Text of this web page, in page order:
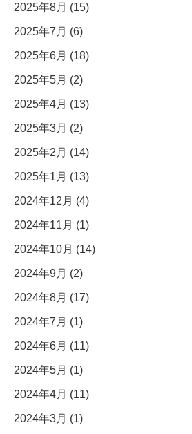
2025年8月 (15)
2025年7月 (6)
2025年6月 (18)
2025年5月 (2)
2025年4月 (13)
2025年3月 (2)
2025年2月 (14)
2025年1月 (13)
2024年12月 (4)
2024年11月 (1)
2024年10月 (14)
2024年9月 (2)
2024年8月 (17)
2024年7月 (1)
2024年6月 (11)
2024年5月 (1)
2024年4月 (11)
2024年3月 (1)